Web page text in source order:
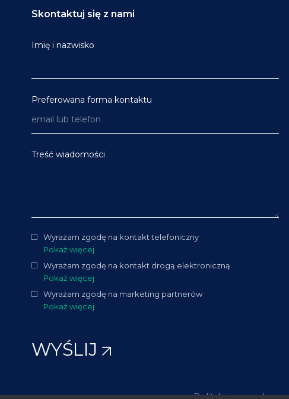
Skontaktuj się z nami
Imię i nazwisko
Preferowana forma kontaktu
Treść wiadomości
Wyrażam zgodę na kontakt telefoniczny
Pokaż więcej
Wyrażam zgodę na kontakt drogą elektroniczną
Pokaż więcej
Wyrażam zgodę na marketing partnerów
Pokaż więcej
WYŚLIJ
Polityki i procedury